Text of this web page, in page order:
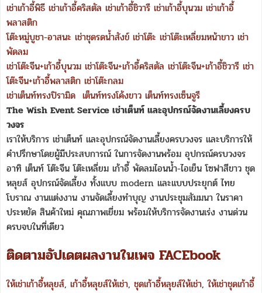
เช่าเก้าอี้พิธี เช่าเก้าอี้คริสตัล เช่าเก้าอี้ชิวารี เช่าเก้าอี้บุนวม เช่าเก้าอี้
พลาสติก
โต๊ะหมู่บูชา-อาสนะ เช่าชุดรดน้ำสังข์ เช่าโต๊ะ เช่าโต๊ะเหลี่ยมหน้าขาว เช่า
พัดลม
เช่าโต๊ะจีน+เก้าอี้บุนวม เช่าโต๊ะจีน+เก้าอี้คริสตัล เช่าโต๊ะจีน+เก้าอี้ชิวารี เช่า
โต๊ะจีน+เก้าอี้พลาสติก เช่าโต๊ะกลม
เช่าเต็นท์ทรงปิรามิด เต็นท์ทรงโค้งขาว เต็นท์ทรงเซ็นจูรี
The Wish Event Service เช่าเต็นท์ และอุปกรณ์จัดงานเลี้ยงครบ
วงจร
เราให้บริการ เช่าเต็นท์ และอุปกรณ์จัดงานเลี้ยงครบวงจร และบริการให้
คำปรึกษาโดยผู้มีประสบการณ์ ในการจัดงานพร้อม อุปกรณ์ครบวงจร
อาทิ เต็นท์ โต๊ะจีน โต๊ะเหลี่ยม เก้าอี้ พัดลมไอนน้ำ-ไอเย็น โซฟาสีขาว ชุด
หลุยส์ อุปกรณ์จัดเลี้ยง ทั้งแบบ modern และแบบประยุกต์ ไทย
โบราณ งานแต่งงาน งานจัดเลี้ยงทำบุญ งานประชุมสัมมนา ในราคา
ประหยัด สินค้าใหม่ คุณภาพเยี่ยม พร้อมให้บริการจัดงานเร่ง งานด่วน
ครบจบในที่เดียว
ติดตามอัปเดตผลงานในเพจ FACEbook
ให้เช่าเก้าอี้หลุยส์, เก้าอี้หลุยส์ให้เช่า, ชุดเก้าอี้หลุยส์ให้เช่า, ให้เช่าชุดเก้าอี้